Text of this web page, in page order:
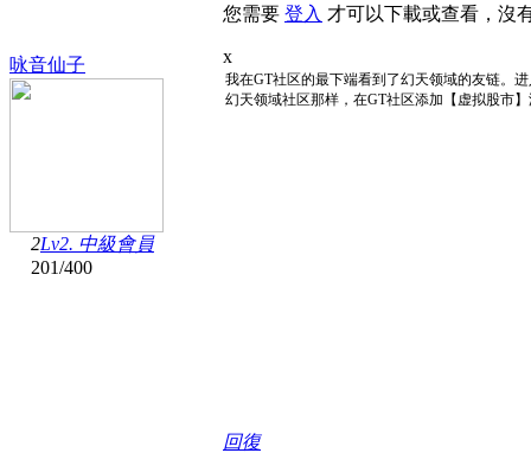
咏音仙子
2Lv2. 中級會員
201/400
您需要 登入 才可以下載或查看，沒
x
我在GT社区的最下端看到了幻天领域的友链。
幻天领域社区那样，在GT社区添加【虚拟股市
回復